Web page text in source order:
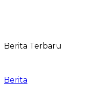
Berita Terbaru
Berita